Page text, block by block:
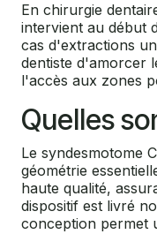
En chirurgie
intervient au début
cas d'extractions
dentiste d'amorcer
l'accès aux zones
Quelles
Le syndesmotome
géométrie
haute qualité,
dispositif est livré
conception permet